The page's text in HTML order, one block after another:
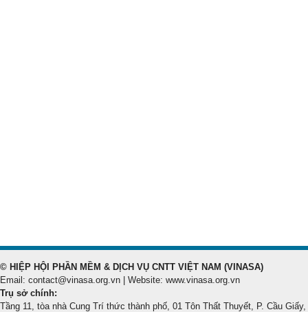
© HIỆP HỘI PHẦN MỀM & DỊCH VỤ CNTT VIỆT NAM (VINASA)
Email: contact@vinasa.org.vn | Website: www.vinasa.org.vn
Trụ sở chính:
Tầng 11, tòa nhà Cung Trí thức thành phố, 01 Tôn Thất Thuyết, P. Cầu Giấy,